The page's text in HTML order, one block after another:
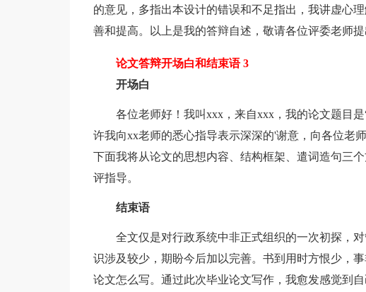
的意见，多指出本设计的错误和不足指出，我讲虚心
善和提高。以上是我的答辩自述，敬请各位评委老师提
论文答辩开场白和结束语 3
开场白
各位老师好！我叫xxx，来自xxx，我的论文题目是
许我向xx老师的悉心指导表示深深的'谢意，向各位老
下面我将从论文的思想内容、结构框架、遣词造句三
评指导。
结束语
全文仅是对行政系统中非正式组织的一次初探，对
识涉及较少，期盼今后加以完善。书到用时方恨少，
论文怎么写。通过此次毕业论文写作，我愈发感觉到